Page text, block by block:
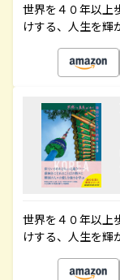
世界を４０年以上
けする、人生を輝
世界を４０年以上
けする、人生を輝